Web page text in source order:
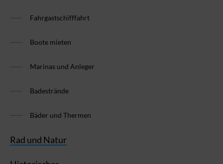
Fahrgastschifffahrt
Boote mieten
Marinas und Anleger
Badestrände
Bäder und Thermen
Rad und Natur